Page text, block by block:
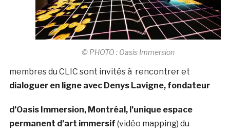
© PHOTO : Oasis Immersion
membres du CLIC sont invités à rencontrer et
dialoguer en ligne avec Denys Lavigne, fondateur
d’Oasis Immersion, Montréal, l’unique espace
permanent d’art immersif (vidéo mapping) du